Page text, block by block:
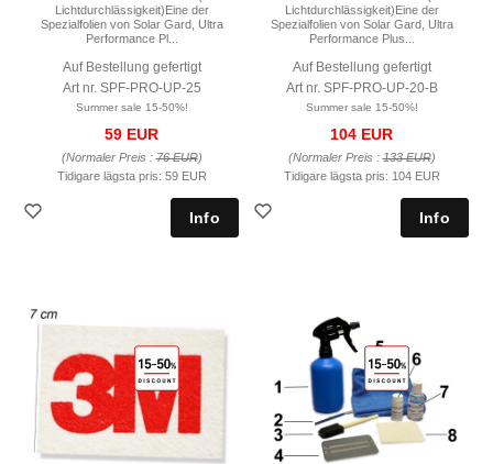
Lichtdurchlässigkeit)Eine der
Spezialfolien von Solar Gard, Ultra
Performance Pl...
Auf Bestellung gefertigt
Art nr. SPF-PRO-UP-25
Summer sale 15-50%!
59 EUR
(Normaler Preis :76 EUR)
Tidigare lägsta pris: 59 EUR
Lichtdurchlässigkeit)Eine der
Spezialfolien von Solar Gard, Ultra
Performance Plus...
Auf Bestellung gefertigt
Art nr. SPF-PRO-UP-20-B
Summer sale 15-50%!
104 EUR
(Normaler Preis :133 EUR)
Tidigare lägsta pris: 104 EUR